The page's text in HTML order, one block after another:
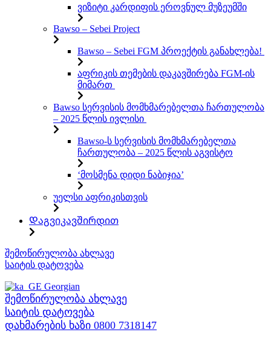
ვიზიტი კარდიფის ეროვნულ მუზეუმში
Bawso – Sebei Project
Bawso – Sebei FGM პროექტის განახლება!
აფრიკის თემების დაკავშირება FGM-ის
მიმართ
Bawso სერვისის მომხმარებელთა ჩართულობა
– 2025 წლის ივლისი
Bawso-ს სერვისის მომხმარებელთა
ჩართულობა – 2025 წლის აგვისტო
‘მოსმენა დიდი ნაბიჯია’
უელსი აფრიკისთვის
Დაგვიკავშირდით
შინაარსზე
გადასვლა
შემოწირულობა ახლავე
საიტის დატოვება
Georgian
შემოწირულობა ახლავე
საიტის დატოვება
დახმარების ხაზი 0800 7318147